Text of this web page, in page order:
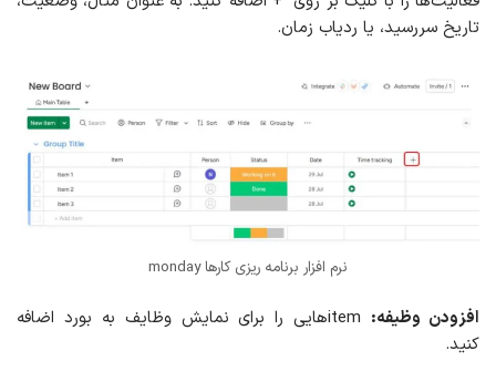
تاریخ سررسید، یا ردیاب زمان.
نرم افزار برنامه ریزی کارها monday
افزودن وظیفه:
itemهایی را برای نمایش وظایف به بورد اضافه
کنید.